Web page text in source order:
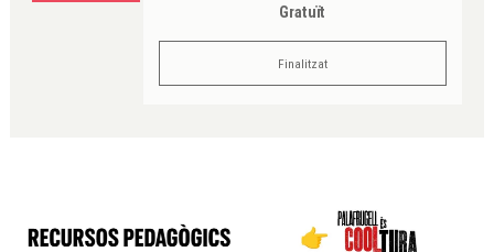
Gratuït
Finalitzat